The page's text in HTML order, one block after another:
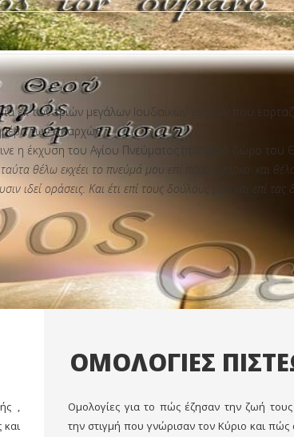
εκ των τριών μεγάλων Ιουδαϊκών εορτών που
των απαρχών.
η έκχυση του Αγίου Πνεύματος (πλούσιο δώρο
θέλω εκχέει το πνεύμά μου επί πάσαν σάρκα· και
ιδεί οράσεις. Και έτι επί τους δούλους μου και επί
,
ΟΜΟΛΟΓΙΕΣ
Oμολογίες για το πώς έζησαν την ζωή τους
την στιγμή που γνώρισαν τον Κύριο και πώς